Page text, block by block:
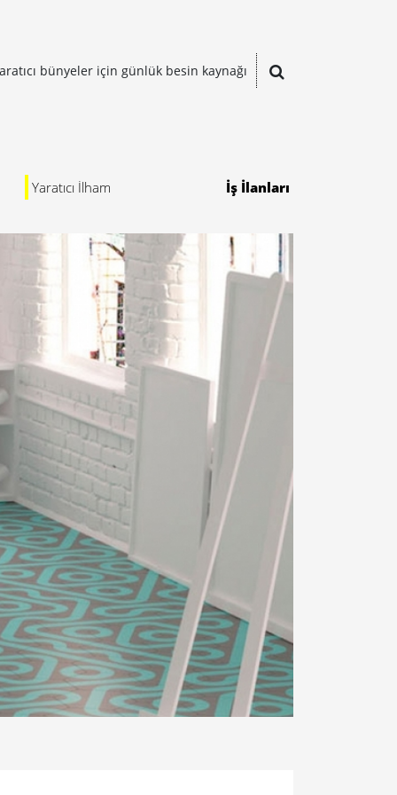
bünyeler için günlük besin kaynağı
Yaratıcı İlham İş İlanları